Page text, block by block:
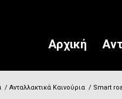
Αρχική
/ Ανταλλακτικά Καινούρια / Smart